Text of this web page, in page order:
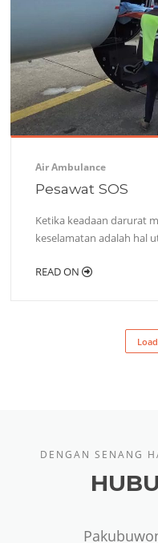
Air Ambulance
Pesawat SOS
Ketika keadaan darurat
keselamatan adalah hal
READ ON
DENGAN SENANG